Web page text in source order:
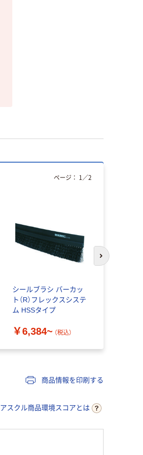
シールブラシ バーカッ
ト（R）フレックスシステ
ム HSSタイプ
￥6,384~ （税込）
ページ： 1 ／2
次のスライド
商品情報を印刷する
アスクル商品環境スコアとは